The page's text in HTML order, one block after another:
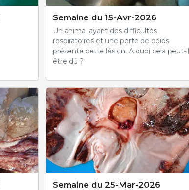
Semaine du 15-Avr-2026
Un animal ayant des difficultés
respiratoires et une perte de poids
présente cette lésion. A quoi cela peut-il
être dû ?
Semaine du 25-Mar-2026